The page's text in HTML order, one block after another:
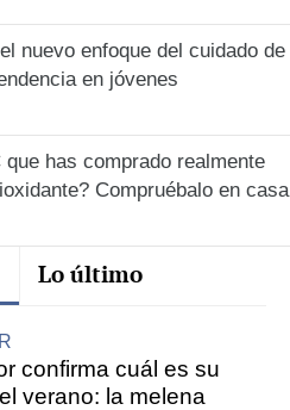
nuevo enfoque del cuidado de
en jóvenes
has comprado realmente
Compruébalo en casa
Lo último
confirma cuál es su
verano: la melena